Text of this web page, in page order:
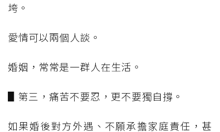
垮。
愛情可以兩個人談。
婚姻，常常是一群人在生活。
▋第三，痛苦不要忍，更不要獨自撐。
如果婚後對方外遇、不願承擔家庭責任，甚